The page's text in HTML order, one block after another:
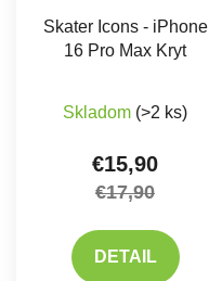
Skater Icons - iPhone
16 Pro Max Kryt
Skladom (>2 ks)
€15,90
€17,90
DETAIL